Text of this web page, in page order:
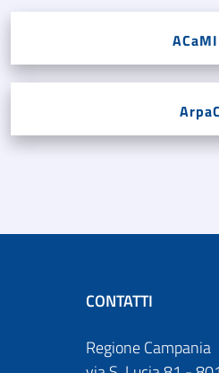
ArpaC
CONTATTI
Regione Campania